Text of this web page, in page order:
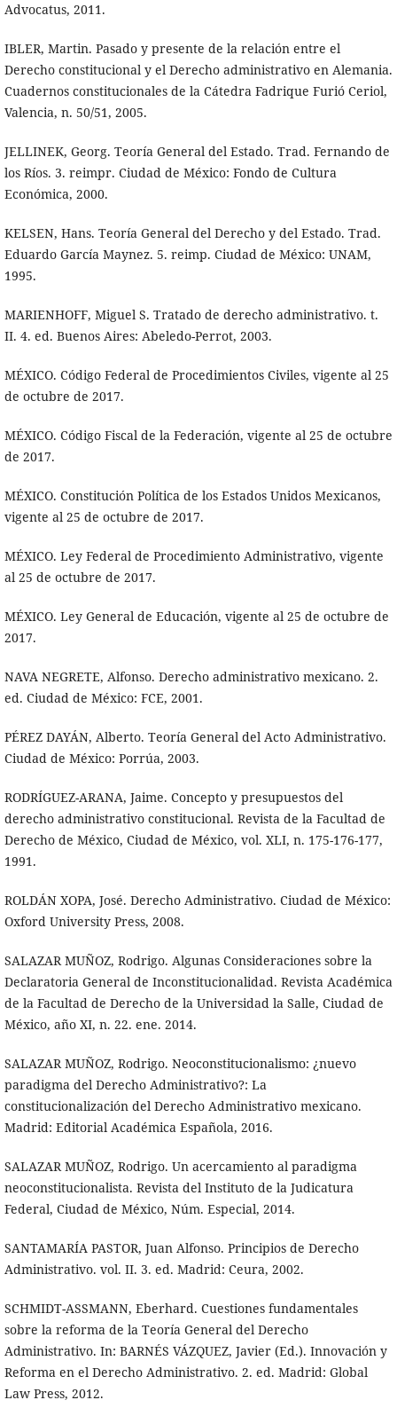
Advocatus, 2011.
IBLER, Martin. Pasado y presente de la relación entre el
Derecho constitucional y el Derecho administrativo en Alemania.
Cuadernos constitucionales de la Cátedra Fadrique Furió Ceriol,
Valencia, n. 50/51, 2005.
JELLINEK, Georg. Teoría General del Estado. Trad. Fernando de
los Ríos. 3. reimpr. Ciudad de México: Fondo de Cultura
Económica, 2000.
KELSEN, Hans. Teoría General del Derecho y del Estado. Trad.
Eduardo García Maynez. 5. reimp. Ciudad de México: UNAM,
1995.
MARIENHOFF, Miguel S. Tratado de derecho administrativo. t.
II. 4. ed. Buenos Aires: Abeledo-Perrot, 2003.
MÉXICO. Código Federal de Procedimientos Civiles, vigente al 25
de octubre de 2017.
MÉXICO. Código Fiscal de la Federación, vigente al 25 de octubre
de 2017.
MÉXICO. Constitución Política de los Estados Unidos Mexicanos,
vigente al 25 de octubre de 2017.
MÉXICO. Ley Federal de Procedimiento Administrativo, vigente
al 25 de octubre de 2017.
MÉXICO. Ley General de Educación, vigente al 25 de octubre de
2017.
NAVA NEGRETE, Alfonso. Derecho administrativo mexicano. 2.
ed. Ciudad de México: FCE, 2001.
PÉREZ DAYÁN, Alberto. Teoría General del Acto Administrativo.
Ciudad de México: Porrúa, 2003.
RODRÍGUEZ-ARANA, Jaime. Concepto y presupuestos del
derecho administrativo constitucional. Revista de la Facultad de
Derecho de México, Ciudad de México, vol. XLI, n. 175-176-177,
1991.
ROLDÁN XOPA, José. Derecho Administrativo. Ciudad de México:
Oxford University Press, 2008.
SALAZAR MUÑOZ, Rodrigo. Algunas Consideraciones sobre la
Declaratoria General de Inconstitucionalidad. Revista Académica
de la Facultad de Derecho de la Universidad la Salle, Ciudad de
México, año XI, n. 22. ene. 2014.
SALAZAR MUÑOZ, Rodrigo. Neoconstitucionalismo: ¿nuevo
paradigma del Derecho Administrativo?: La
constitucionalización del Derecho Administrativo mexicano.
Madrid: Editorial Académica Española, 2016.
SALAZAR MUÑOZ, Rodrigo. Un acercamiento al paradigma
neoconstitucionalista. Revista del Instituto de la Judicatura
Federal, Ciudad de México, Núm. Especial, 2014.
SANTAMARÍA PASTOR, Juan Alfonso. Principios de Derecho
Administrativo. vol. II. 3. ed. Madrid: Ceura, 2002.
SCHMIDT-ASSMANN, Eberhard. Cuestiones fundamentales
sobre la reforma de la Teoría General del Derecho
Administrativo. In: BARNÉS VÁZQUEZ, Javier (Ed.). Innovación y
Reforma en el Derecho Administrativo. 2. ed. Madrid: Global
Law Press, 2012.